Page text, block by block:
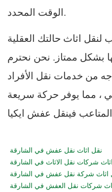
الوقت المحدد.
لنقل اثاث حالتك العقلية
بشكل ممتاز. نحن نحترم
من خدمات نقل الأفراد
، مما يوفر حركة سريعة
نقل اثاث نقل عفش في الشارقة
شركات نقل الاثاث في الشارقة
اثاث شركة نقل عفش في الشارقة
شركات نقل العفش في الشارقة